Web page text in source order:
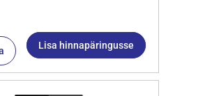
Lisa hinnapäringusse